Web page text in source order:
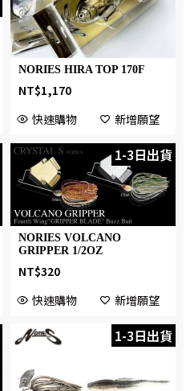
NORIES HIRA TOP 170F
NT$1,170
快速購物
新增願望
1-3日出貨
NORIES VOLCANO
GRIPPER 1/2OZ
NT$320
快速購物
新增願望
1-3日出貨